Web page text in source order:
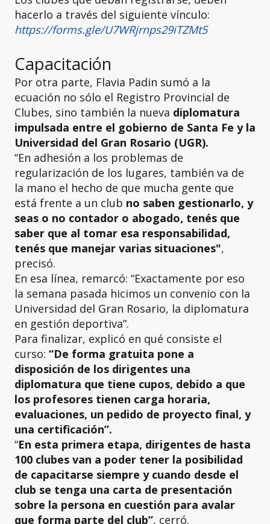
hacerlo a través del siguiente vínculo:
https://forms.gle/U7WRjrnps29iTZMt5
Capacitación
Por otra parte, Flavia Padin sumó a la
ecuación no sólo el Registro Provincial de
Clubes, sino también la nueva diplomatura
impulsada entre el gobierno de Santa Fe y la
Universidad del Gran Rosario (UGR).
“En adhesión a los problemas de
regularización de los lugares, también va de
la mano el hecho de que mucha gente que
está frente a un club no saben gestionarlo, y
seas o no contador o abogado, tenés que
saber que al tomar esa responsabilidad,
tenés que manejar varias situaciones",
precisó.
En esa línea, remarcó: “Exactamente por eso
la semana pasada hicimos un convenio con la
Universidad del Gran Rosario, la diplomatura
en gestión deportiva”.
Para finalizar, explicó en qué consiste el
curso: “De forma gratuita pone a
disposición de los dirigentes una
diplomatura que tiene cupos, debido a que
los profesores tienen carga horaria,
evaluaciones, un pedido de proyecto final, y
una certificación”.
“En esta primera etapa, dirigentes de hasta
100 clubes van a poder tener la posibilidad
de capacitarse siempre y cuando desde el
club se tenga una carta de presentación
sobre la persona en cuestión para avalar
que forma parte del club”, cerró.